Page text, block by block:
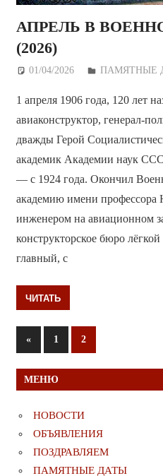
АПРЕЛЬ В
(2026)
01/04/2026 Дежурный по
ПАМЯТНЫЕ
1 апреля 1906 года, 120 лет
авиаконструктор, генерал-
дважды Герой
академик Академии наук
— с 1924 года. Окончил
академию имени профессора
инженером на авиационном
конструкторское бюро
главный, с
ЧИТАТЬ
Пагинация
записей
«Предыдущие
записи
1 2
МЕНЮ
НОВОСТИ
ОБЪЯВЛЕНИЯ
ПОЗДРАВЛЯЕМ
ПАМЯТНЫЕ ДАТЫ